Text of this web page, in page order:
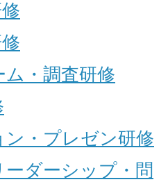
ム・調査研修
・プレゼン研修
ダーシップ・問